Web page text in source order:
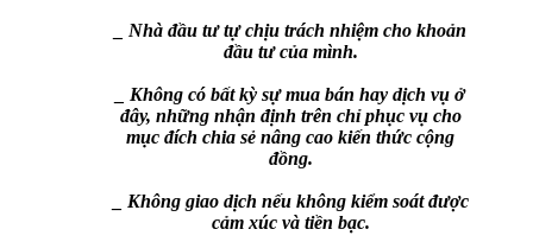
_ Nhà đầu tư tự chịu trách nhiệm cho khoản
đầu tư của mình.
_ Không có bất kỳ sự mua bán hay dịch vụ ở
đây, những nhận định trên chỉ phục vụ cho
mục đích chia sẻ nâng cao kiến thức cộng
đồng.
_ Không giao dịch nếu không kiểm soát được
cảm xúc và tiền bạc.